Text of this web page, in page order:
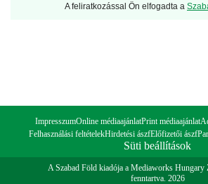
A feliratkozással Ön elfogadta a
ImpresszumOnline médiaajánlatPrint médiaajánlat
Felhasználási feltételekHirdetési ászfElőfizetői ászf
Süti beállítások
A Szabad Föld kiadója a Mediaworks
fenntartva. 2026